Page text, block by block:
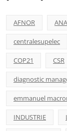
AFNOR
centralesupelec
COP21 CSR
diagnostic
emmanuel
INDUSTRIE